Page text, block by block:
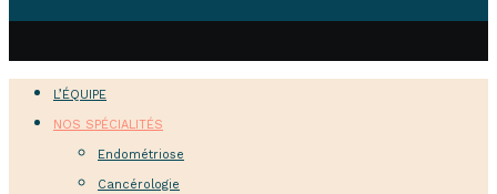
L’ÉQUIPE
NOS SPÉCIALITÉS
Endométriose
Cancérologie